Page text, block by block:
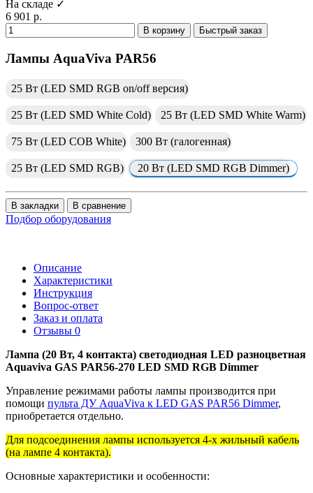
На складе ✓
6 901 р.
В корзину Быстрый заказ
Лампы AquaViva PAR56
25 Вт (LED SMD RGB on/off версия)
25 Вт (LED SMD White Cold) 25 Вт (LED SMD White Warm)
75 Вт (LED COB White) 300 Вт (галогенная)
25 Вт (LED SMD RGB) 20 Вт (LED SMD RGB Dimmer)
В закладки В сравнение
Подбор оборудования
Описание
Характеристики
Инструкция
Вопрос-ответ
Заказ и оплата
Отзывы 0
Лампа (20 Вт, 4 контакта) светодиодная LED разноцветная
Aquaviva GAS PAR56-270 LED SMD RGB Dimmer
Управление режимами работы лампы производится при
помощи пульта ДУ AquaViva к LED GAS PAR56 Dimmer,
приобретается отдельно.
Для подсоединения лампы используется 4-х жильный кабель
(на лампе 4 контакта).
Основные характеристики и особенности: